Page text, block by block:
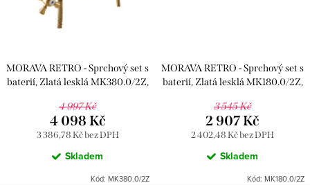
MORAVA RETRO - Sprchový set s
baterií, Zlatá lesklá MK380.0/2Z,
4 997 Kč
3 386,78 Kč bez DPH
4 098 Kč
Skladem
Kód: MK380.0/2Z
MORAVA RETRO - Sprchový set s
baterií, Zlatá lesklá MK180.0/2Z,
3 545 Kč
2 402,48 Kč bez DPH
2 907 Kč
Skladem
Kód: MK180.0/2Z